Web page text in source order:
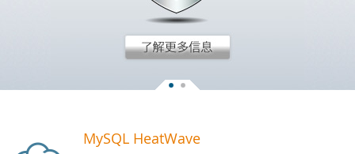
开发人员专区
MySQL HeatWave